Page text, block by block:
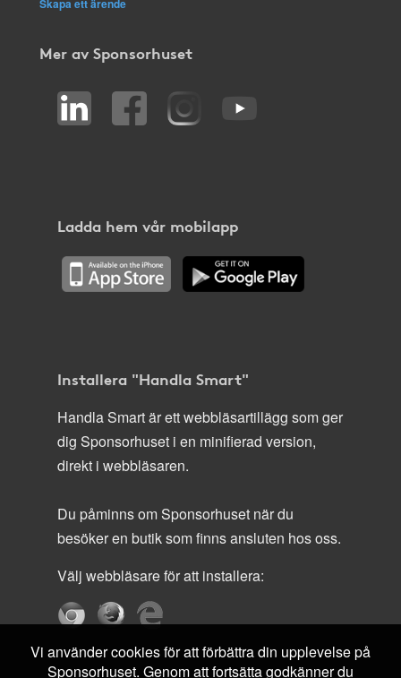
Skapa ett ärende
Mer av Sponsorhuset
Ladda hem vår mobilapp
Installera "Handla Smart"
Handla Smart är ett webbläsartillägg som ger
dig Sponsorhuset i en minifierad version,
direkt i webbläsaren.
Du påminns om Sponsorhuset när du
besöker en butik som finns ansluten hos oss.
Välj webbläsare för att installera:
Vi använder cookies för att förbättra din upplevelse på
Sponsorhuset. Genom att fortsätta godkänner du